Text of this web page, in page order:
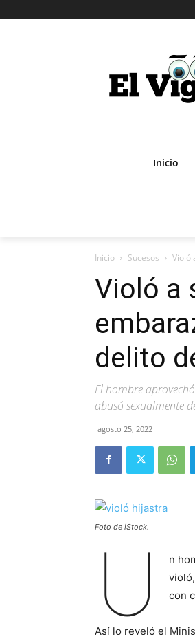
Inicio
Inicio Sucesos Violó
Violó a
delito
El hombre
abusó sexualmente
agosto 25, 2022
Foto de iStock.
U
n
con
Así lo reveló el